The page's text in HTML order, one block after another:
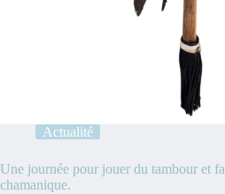
Actualité
Une journée pour jouer du tambour et
chamanique.